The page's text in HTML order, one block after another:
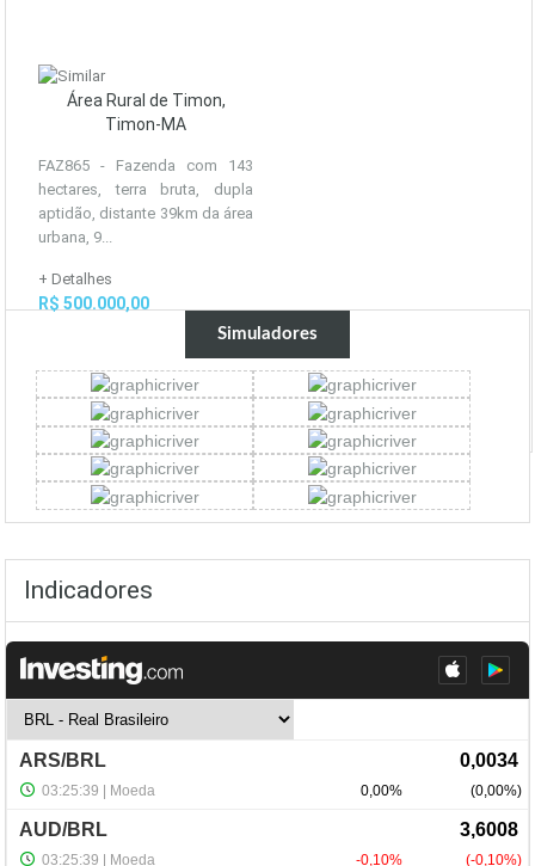
Área Rural de Timon,
Timon-MA
FAZ865 - Fazenda com 143
hectares, terra bruta, dupla
aptidão, distante 39km da área
urbana, 9...
+ Detalhes
R$ 500.000,00
Simuladores
Indicadores